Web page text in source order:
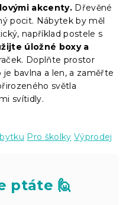
akcenty. Dřevěné
pocit. Nábytek by měl
například postele s
úložné boxy a
Doplňte prostor
bavlna a len, a zaměřte
světla
svítidly.
Pro školky Výprodej
ptáte 🙋